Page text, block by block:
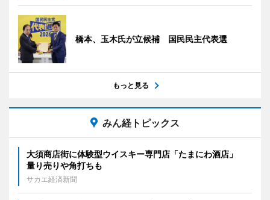
橋本、玉木氏が立候補 国民民主代表選
もっと見る
みん経トピックス
大須商店街に体験型ウイスキー専門店「たまにわ酒店」
量り売りや角打ちも
サカエ経済新聞